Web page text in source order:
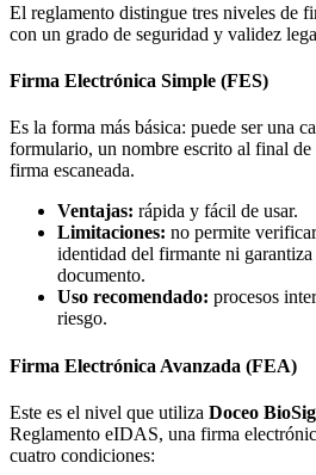
El reglamento distingue tres niveles de
con un grado de seguridad y validez
Firma Electrónica Simple (FES)
Es la forma más básica: puede ser una
formulario, un nombre escrito al final
firma escaneada.
Ventajas: rápida y fácil de usar.
Limitaciones: no permite
identidad del firmante ni
documento.
Uso recomendado: procesos
riesgo.
Firma Electrónica Avanzada (FEA)
Este es el nivel que utiliza Doceo
Reglamento eIDAS, una firma
cuatro condiciones: